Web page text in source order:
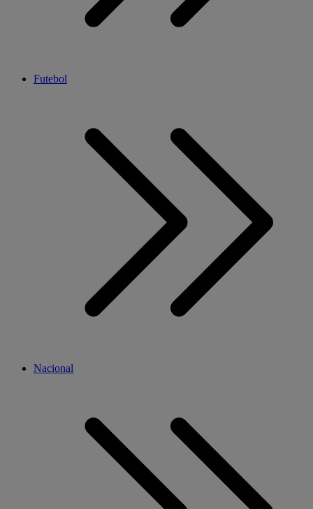
Futebol
Nacional